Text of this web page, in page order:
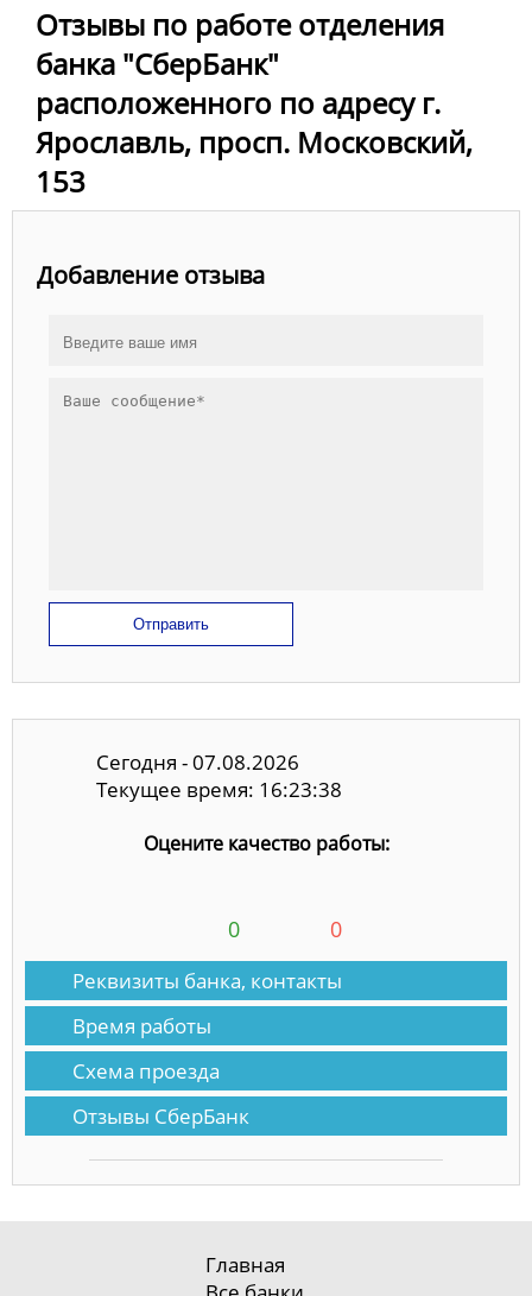
Отзывы по работе отделения
банка "СберБанк"
расположенного по адресу г.
Ярославль, просп. Московский,
153
Добавление отзыва
Отправить
Сегодня - 07.08.2026
Текущее время: 16:23:38
Оцените качество работы:
0 0
Реквизиты банка, контакты
Время работы
Схема проезда
Отзывы СберБанк
Главная